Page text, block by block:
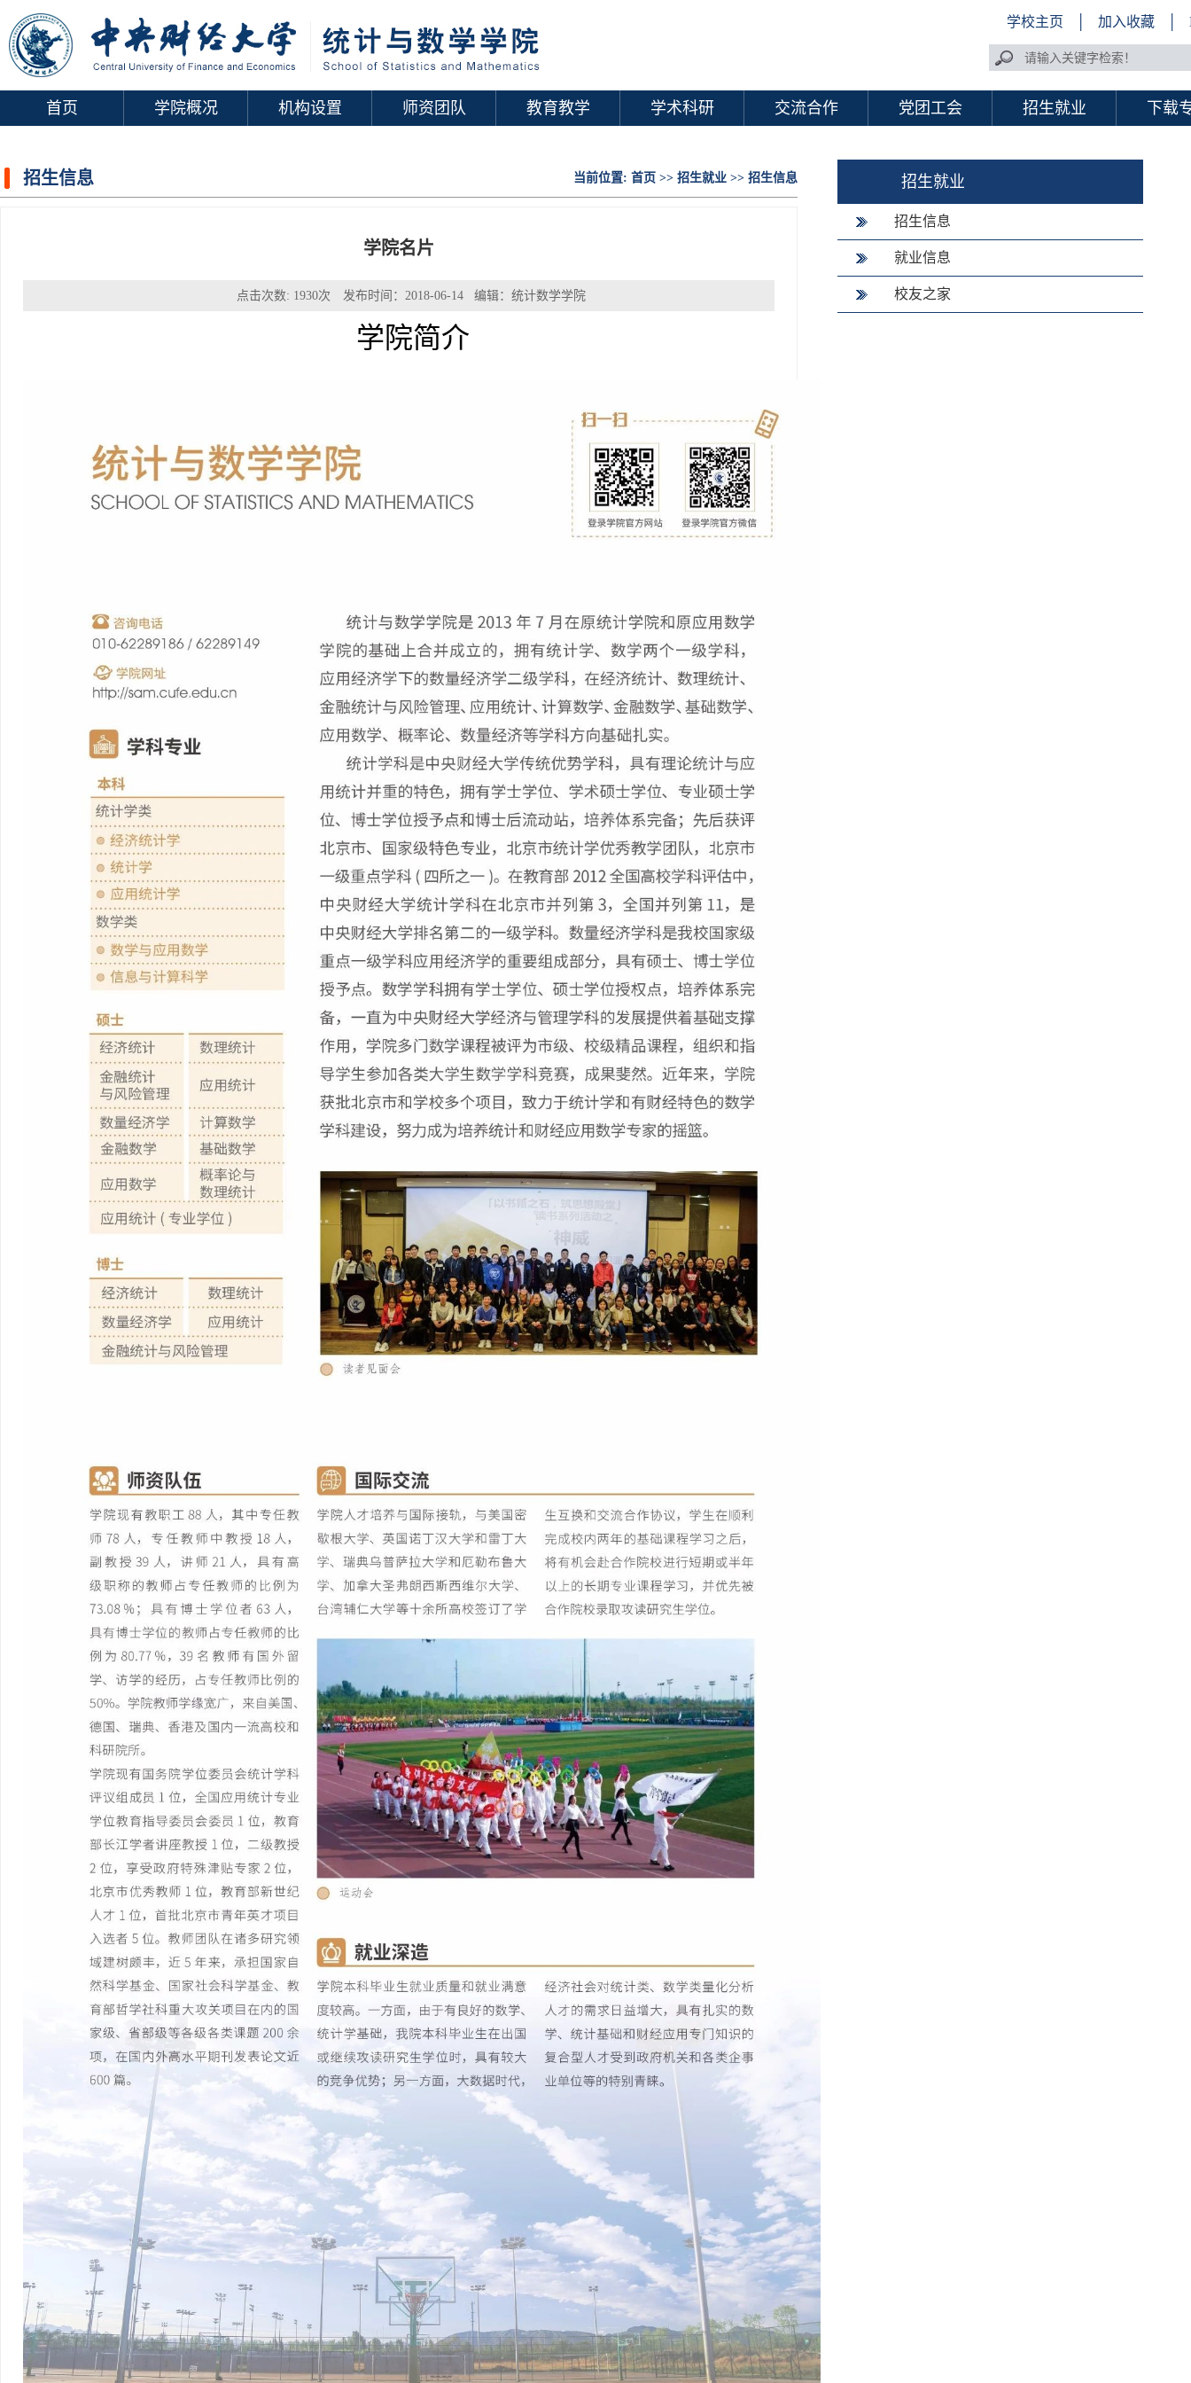
学校主页 加入收藏
首页 学院概况 机构设置 师资团队 教育教学 学术科研 交流合作 党团工会 招生就业 下载
当前位置: 首页 >> 招生就业 >> 招生信息
招生信息
学院名片
点击次数: 1930次 发布时间：2018-06-14 编辑：统计数学学院
学院简介
招生就业
招生信息
就业信息
校友之家